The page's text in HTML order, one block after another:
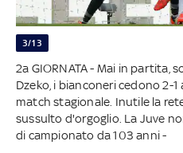
3/13
2a GIORNATA - Mai in partita,
Dzeko, i bianconeri cedono 2-
match stagionale. Inutile la
sussulto d'orgoglio. La Juve
di campionato da 103 anni -